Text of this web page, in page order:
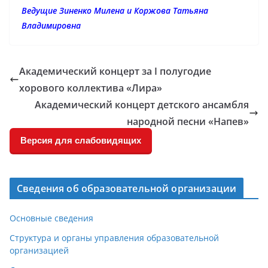
Ведущие Зиненко Милена и Коржова Татьяна
Владимировна
Академический концерт за I полугодие
хорового коллектива «Лира»
Академический концерт детского ансамбля
народной песни «Напев»
Версия для слабовидящих
Сведения об образовательной организации
Основные сведения
Структура и органы управления образовательной
организацией